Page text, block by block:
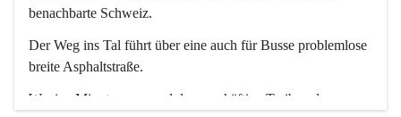
benachbarte Schweiz.
Der Weg ins Tal führt über eine auch für Busse problemlose
breite Asphaltstraße.
Wenige Minuten nur, und das geschäftige Treiben der